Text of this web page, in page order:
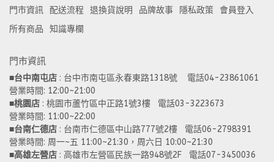
門市資訊 配送流程 退換貨說明 品牌故事 隱私政策
會員登入
所有商品
知識專欄
門市資訊
■台中南屯店 : 台中市南屯區永春東路1318號    電話04-23861061
營業時間: 12:00~21:00
■桃園店 : 桃園市蘆竹區中正路1號3樓   電話03-3223673
營業時間: 11:00~22:00
■台南仁德店 : 台南市仁德區中山路777號2樓   電話06-2798391
營業時間: 周一~五 11:00~21:30，周六日 10:00~21:30
■高雄左營店 : 高雄市左營區民族一路948號2F   電話07-3450036